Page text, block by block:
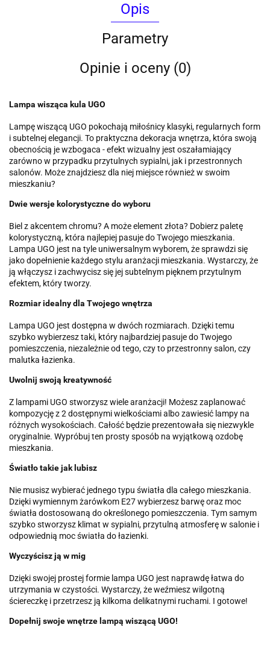
Opis
Parametry
Opinie i oceny (0)
Lampa wisząca kula UGO
Lampę wiszącą UGO pokochają miłośnicy klasyki, regularnych form
i subtelnej elegancji. To praktyczna dekoracja wnętrza, która swoją
obecnością je wzbogaca - efekt wizualny jest oszałamiający
zarówno w przypadku przytulnych sypialni, jak i przestronnych
salonów. Może znajdziesz dla niej miejsce również w swoim
mieszkaniu?
Dwie wersje kolorystyczne do wyboru
Biel z akcentem chromu? A może element złota? Dobierz paletę
kolorystyczną, która najlepiej pasuje do Twojego mieszkania.
Lampa UGO jest na tyle uniwersalnym wyborem, że sprawdzi się
jako dopełnienie każdego stylu aranżacji mieszkania. Wystarczy, że
ją włączysz i zachwycisz się jej subtelnym pięknem przytulnym
efektem, który tworzy.
Rozmiar idealny dla Twojego wnętrza
Lampa UGO jest dostępna w dwóch rozmiarach. Dzięki temu
szybko wybierzesz taki, który najbardziej pasuje do Twojego
pomieszczenia, niezależnie od tego, czy to przestronny salon, czy
malutka łazienka.
Uwolnij swoją kreatywność
Z lampami UGO stworzysz wiele aranżacji! Możesz zaplanować
kompozycję z 2 dostępnymi wielkościami albo zawiesić lampy na
różnych wysokościach. Całość będzie prezentowała się niezwykle
oryginalnie. Wypróbuj ten prosty sposób na wyjątkową ozdobę
mieszkania.
Światło takie jak lubisz
Nie musisz wybierać jednego typu światła dla całego mieszkania.
Dzięki wymiennym żarówkom E27 wybierzesz barwę oraz moc
światła dostosowaną do określonego pomieszczenia. Tym samym
szybko stworzysz klimat w sypialni, przytulną atmosferę w salonie i
odpowiednią moc światła do łazienki.
Wyczyścisz ją w mig
Dzięki swojej prostej formie lampa UGO jest naprawdę łatwa do
utrzymania w czystości. Wystarczy, że weźmiesz wilgotną
ściereczkę i przetrzesz ją kilkoma delikatnymi ruchami. I gotowe!
Dopełnij swoje wnętrze lampą wiszącą UGO!